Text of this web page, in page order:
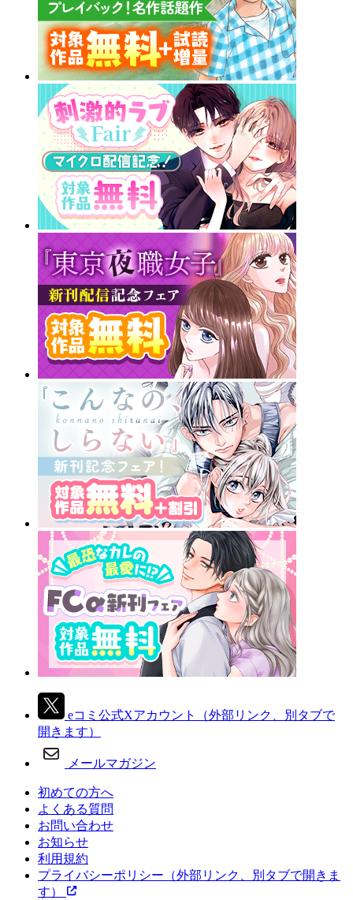
eコミ公式Xアカウント
（外部リンク、別タブで
開きます）
メールマガジン
初めての方へ
よくある質問
お問い合わせ
お知らせ
利用規約
プライバシーポリシー （外部リンク、別タブで開きま
す）